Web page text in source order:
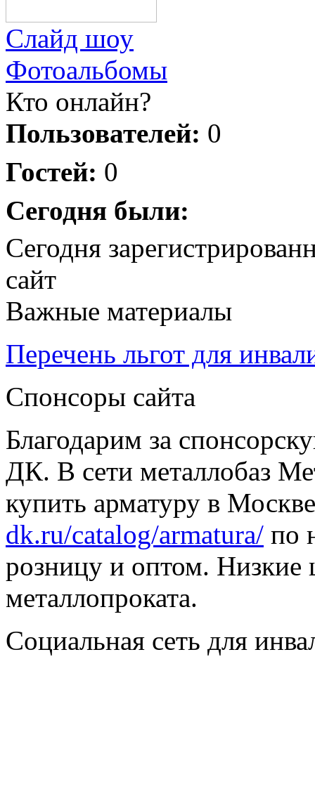
Слайд шоу
Фотоальбомы
Кто онлайн?
Пользователей: 0
Гостей: 0
Сегодня были:
Сегодня
сайт
Важные материалы
Перечень льгот для
Спонсоры сайта
Благодарим за
ДК. В сети металлобаз
купить арматуру в
dk.ru/catalog/armatura/ по
розницу и оптом. Низкие
металлопроката.
Социальная сеть для